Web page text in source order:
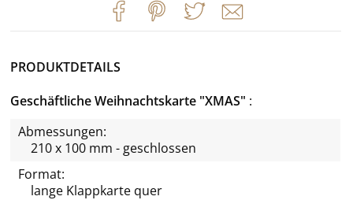
PRODUKTDETAILS
Geschäftliche Weihnachtskarte "XMAS"
Abmessungen:
210 x 100 mm - geschlossen
Format:
lange Klappkarte quer